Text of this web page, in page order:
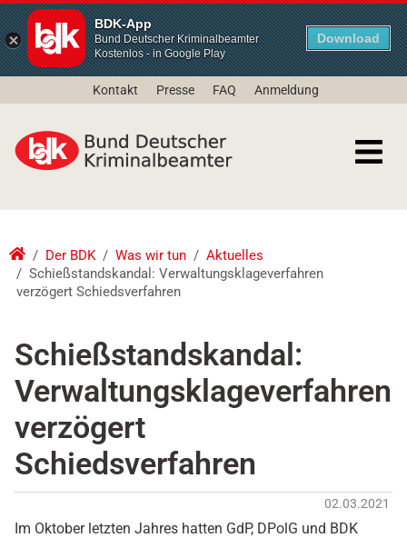
BDK-App
Bund Deutscher Kriminalbeamter
Kostenlos - in Google Play
Download
Kontakt Presse FAQ Anmeldung
Der BDK Was wir tun
Aktuelles
Schießstandskandal: Verwaltungsklageverfahren
verzögert Schiedsverfahren
Schießstandskandal:
Verwaltungsklageverfahren
verzögert
Schiedsverfahren
02.03.2021
Im Oktober letzten Jahres hatten GdP, DPolG und BDK